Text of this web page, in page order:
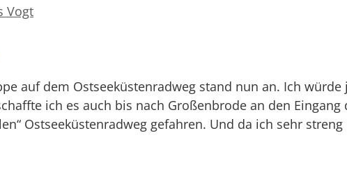
Vogt
auf dem Ostseeküstenradweg stand nun an. Ich würde
ich es auch bis nach Großenbrode an den Eingang
Ostseeküstenradweg gefahren. Und da ich sehr